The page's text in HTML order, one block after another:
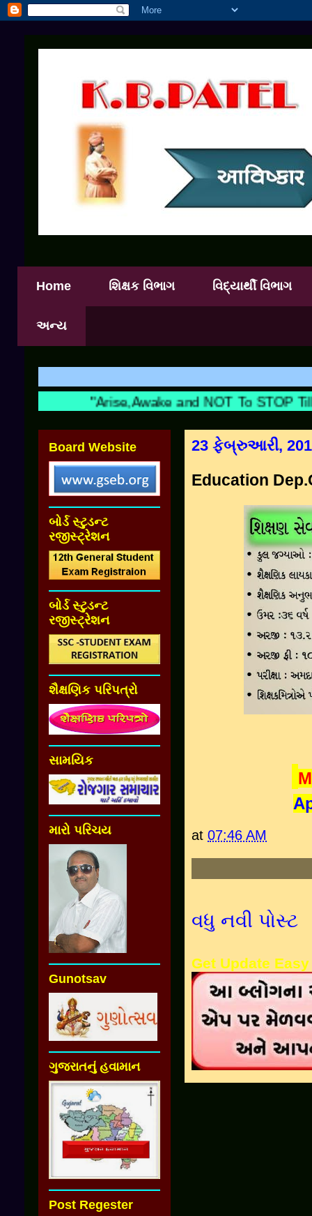
Home શિક્ષક વિભાગ વિદ્યાર્થી વિભાગ
અન્ય
"Arise,Awake and NOT To STOP Till
23 ફેબ્રુઆરી,
Education
at 07:46 AM
વધુ નવી પોસ્ટ
Get Update Easy
Board Website
બોર્ડ સ્ટુડન્ટ
રજીસ્ટ્રેશન
બોર્ડ સ્ટુડન્ટ
રજીસ્ટ્રેશન
શૈક્ષણિક પરિપત્રો
સામયિક
મારો પરિચય
Gunotsav
ગુજરાતનું હવામાન
Post Regester